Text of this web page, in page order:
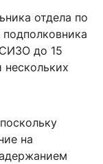
отдела по
до 15
на